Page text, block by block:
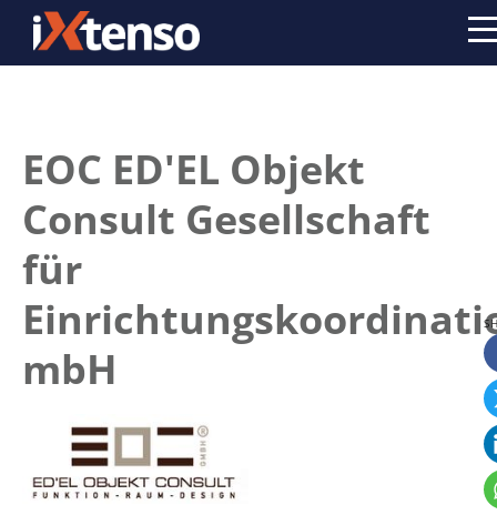
EOC ED'EL Objekt
Consult Gesellschaft
für
mbH